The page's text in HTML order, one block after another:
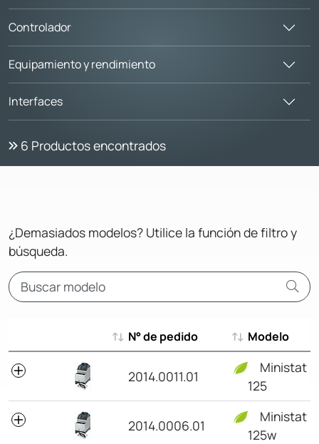
Controlador
Equipamiento y rendimiento
Interfaces
6 Productos encontrados
¿Demasiados modelos? Utilice la función de filtro y
búsqueda.
N° de pedido
Modelo
Modelo
2014.0011.01
Ministat
125
2014.0006.01
Ministat
125w